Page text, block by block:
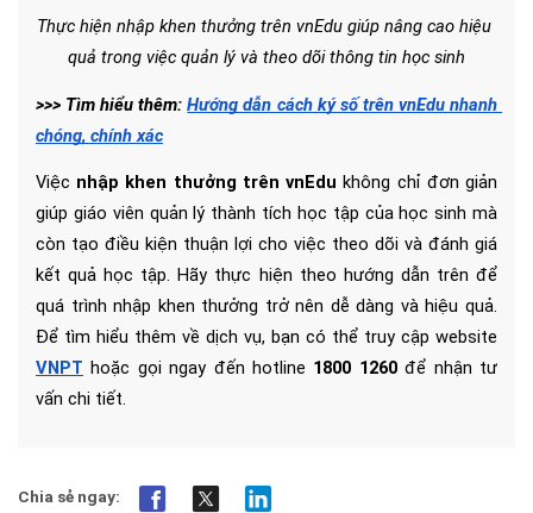
Thực hiện nhập khen thưởng trên vnEdu giúp nâng cao hiệu
quả trong việc quản lý và theo dõi thông tin học sinh
>>> Tìm hiểu thêm: Hướng dẫn cách ký số trên vnEdu nhanh
chóng, chính xác
Việc nhập khen thưởng trên vnEdu không chỉ đơn giản
giúp giáo viên quản lý thành tích học tập của học sinh mà
còn tạo điều kiện thuận lợi cho việc theo dõi và đánh giá
kết quả học tập. Hãy thực hiện theo hướng dẫn trên để
quá trình nhập khen thưởng trở nên dễ dàng và hiệu quả.
VNPT hoặc gọi ngay đến hotline 1800 1260 để nhận tư
vấn chi tiết.
Chia sẻ ngay: